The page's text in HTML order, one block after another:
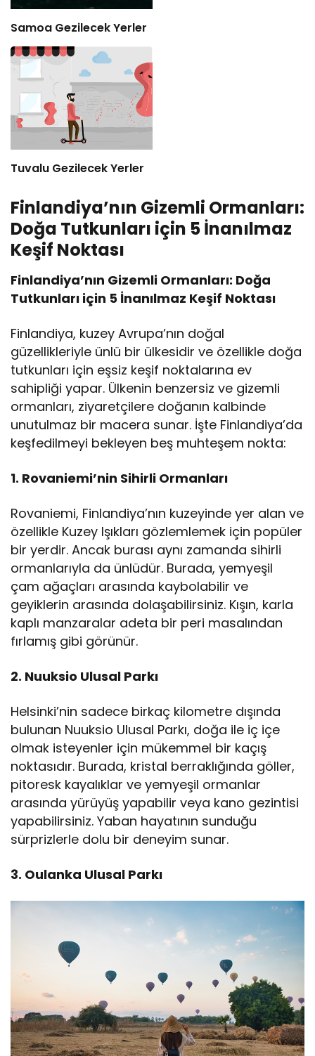
Samoa Gezilecek Yerler
Tuvalu Gezilecek Yerler
Finlandiya’nın Gizemli Ormanları:
Doğa Tutkunları için 5 İnanılmaz
Keşif Noktası
Finlandiya’nın Gizemli Ormanları: Doğa
Tutkunları için 5 İnanılmaz Keşif Noktası
Finlandiya, kuzey Avrupa’nın doğal
güzellikleriyle ünlü bir ülkesidir ve özellikle doğa
tutkunları için eşsiz keşif noktalarına ev
sahipliği yapar. Ülkenin benzersiz ve gizemli
ormanları, ziyaretçilere doğanın kalbinde
unutulmaz bir macera sunar. İşte Finlandiya’da
keşfedilmeyi bekleyen beş muhteşem nokta:
1. Rovaniemi’nin Sihirli Ormanları
Rovaniemi, Finlandiya’nın kuzeyinde yer alan ve
özellikle Kuzey Işıkları gözlemlemek için popüler
bir yerdir. Ancak burası aynı zamanda sihirli
ormanlarıyla da ünlüdür. Burada, yemyeşil
çam ağaçları arasında kaybolabilir ve
geyiklerin arasında dolaşabilirsiniz. Kışın, karla
kaplı manzaralar adeta bir peri masalından
fırlamış gibi görünür.
2. Nuuksio Ulusal Parkı
Helsinki’nin sadece birkaç kilometre dışında
bulunan Nuuksio Ulusal Parkı, doğa ile iç içe
olmak isteyenler için mükemmel bir kaçış
noktasıdır. Burada, kristal berraklığında göller,
pitoresk kayalıklar ve yemyeşil ormanlar
arasında yürüyüş yapabilir veya kano gezintisi
yapabilirsiniz. Yaban hayatının sunduğu
sürprizlerle dolu bir deneyim sunar.
3. Oulanka Ulusal Parkı